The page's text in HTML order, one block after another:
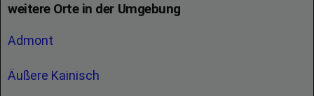
weitere Orte in der Umgebung
Admont
Äußere Kainisch